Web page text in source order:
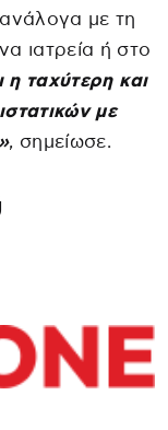
με τη
ιατρεία ή στο
η ταχύτερη και
με
, σημείωσε.